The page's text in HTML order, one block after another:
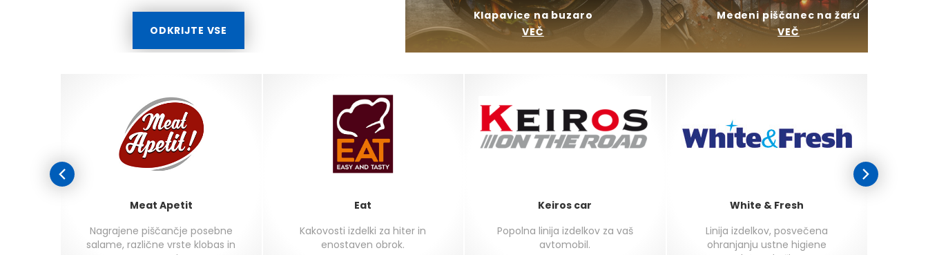
ODKRIJTE VSE
Klapavice na buzaro
VEČ
Medeni piščanec na žaru
VEČ
Meat Apetit
Nagrajene piščančje posebne
salame, različne vrste klobas in
Eat
Kakovosti izdelki za hiter in
enostaven obrok.
Keiros car
Popolna linija izdelkov za vaš
avtomobil.
White & Fresh
Linija izdelkov, posvečena
ohranjanju ustne higiene